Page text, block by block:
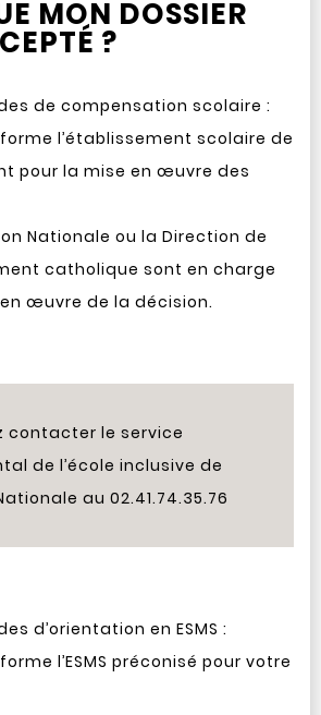
MON DOSSIER
?
de compensation scolaire :
l’établissement scolaire de
pour la mise en œuvre des
Nationale ou la Direction de
catholique sont en charge
œuvre de la décision.
contacter le service
de l’école inclusive de
au 02.41.74.35.76
d’orientation en ESMS :
l’ESMS préconisé pour votre